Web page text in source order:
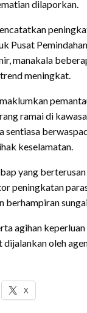
dilaporkan.
Pusat
manakala
meningkat.
ramai di
sentiasa
keselamatan.
yang
peningkatan
berhampiran
agihan keperluan
dijalankan oleh
X